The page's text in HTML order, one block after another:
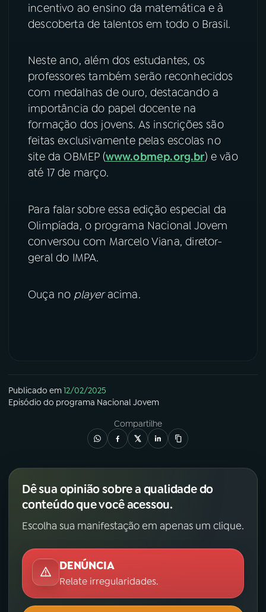
Instagram X
incentivo ao ensino da matemática e à
descoberta de talentos em todo o Brasil.
Neste ano, além dos estudantes, os
professores também serão reconhecidos
com medalhas de ouro, destacando a
importância do papel docente na
formação dos jovens. As inscrições são
feitas exclusivamente pelas escolas no
site da OBMEP (www.obmep.org.br) e vão
até 17 de março.
Para falar sobre essa edição especial da
Olimpíada, o programa Nacional Jovem
conversou com Marcelo Viana, diretor-
geral do IMPA.
Ouça no playeracima.
Publicado em12/02/2025
Episódio do programa Nacional Jovem
Compartilhe
Dê sua opinião sobre a qualidade do
conteúdo que você acessou.
Escolha sua manifestação em apenas um clique.
DENÚNCIA
Relate irregularidades.